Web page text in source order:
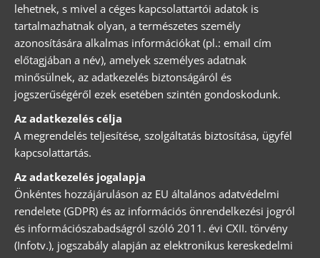
lehetnek, s mivel a céges kapcsolattartói adatok is
tartalmazhatnak olyan, a természetes személy
azonosítására alkalmas információkat (pl.: email cím
előtagjában a név), amelyek személyes adatnak
minősülnek, az adatkezelés biztonságáról és
jogszerűségéről ezek esetében szintén gondoskodunk.
Az adatkezelés célja
A megrendelés teljesítése, szolgáltatás biztosítása, ügyfél
kapcsolattartás.
Az adatkezelés jogalapja
Önkéntes hozzájáruláson az EU általános adatvédelmi
rendelete (GDPR) és az információs önrendelkezési jogról
és információszabadságról szóló 2011. évi CXII. törvény
(Infotv.), jogszabály alapján az elektronikus kereskedelmi